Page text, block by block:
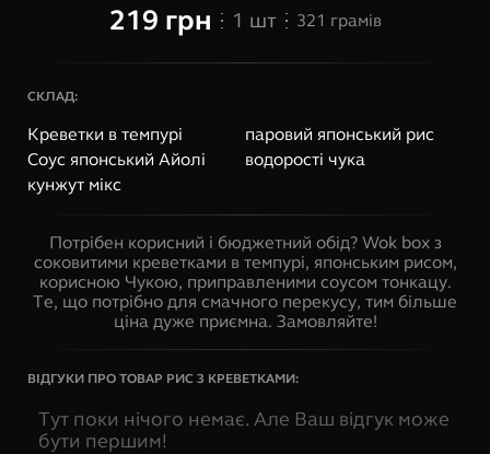
219 грн 1 шт 321 грамів
СКЛАД:
Креветки в темпурі
паровий японський рис
Соус японський Айолі
водорості чука
кунжут мікс
Потрібен корисний і бюджетний обід? Wok box з
соковитими креветками в темпурі, японським рисом,
корисною Чукою, приправленими соусом тонкацу.
Те, що потрібно для смачного перекусу, тим більше
ціна дуже приємна. Замовляйте!
ВІДГУКИ ПРО ТОВАР РИС З КРЕВЕТКАМИ:
Тут поки нічого немає. Але Ваш відгук може
бути першим!